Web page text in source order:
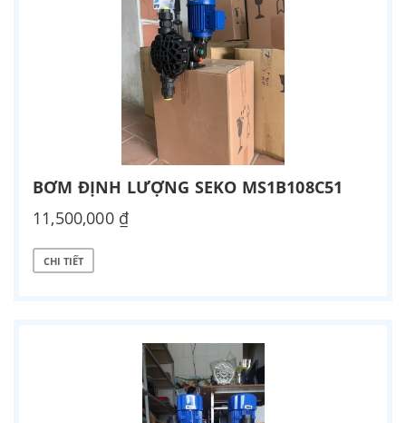
BƠM ĐỊNH LƯỢNG SEKO MS1B108C51
11,500,000 ₫
CHI TIẾT